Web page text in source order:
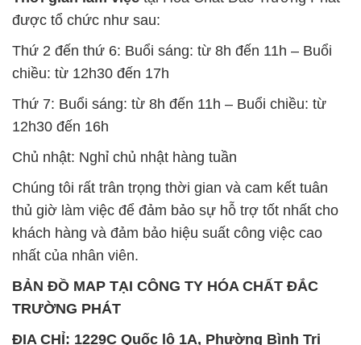
thủ giờ làm việc để đảm bảo sự hỗ trợ tốt nhất cho
nhất của nhân viên.
TRƯỜNG PHÁT
Đông B, Quận Bình Tân, Sài Gòn TP. Hồ Chí
Minh